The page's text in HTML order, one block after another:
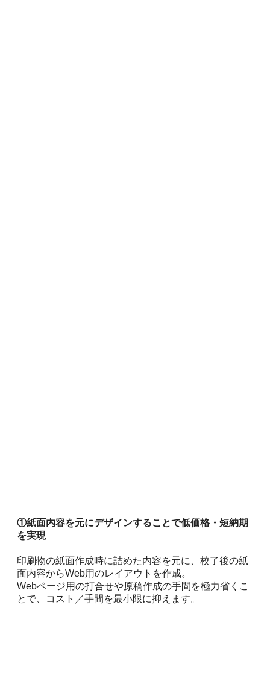
①紙面内容を元にデザインすることで低価格・短納期
を実現
印刷物の紙面作成時に詰めた内容を元に、校了後の紙
面内容からWeb用のレイアウトを作成。
Webページ用の打合せや原稿作成の手間を極力省くこ
とで、コスト／手間を最小限に抑えます。